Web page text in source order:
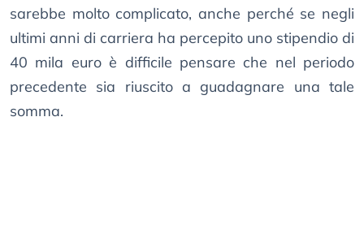
sarebbe molto complicato, anche perché se negli
ultimi anni di carriera ha percepito uno stipendio di
40 mila euro è difficile pensare che nel periodo
precedente sia riuscito a guadagnare una tale
somma.